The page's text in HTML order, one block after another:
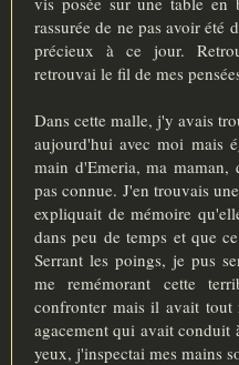
rassurée de ne pas avoir été
précieux à ce jour.
retrouvai le fil de mes
Dans cette malle, j'y avais
aujourd'hui avec moi mais
main d'Emeria, ma maman,
pas connue. J'en trouvais
expliquait de mémoire
dans peu de temps et que
Serrant les poings, je pus
me remémorant cette
confronter mais il avait
agacement qui avait conduit
yeux, j'inspectai mes mains